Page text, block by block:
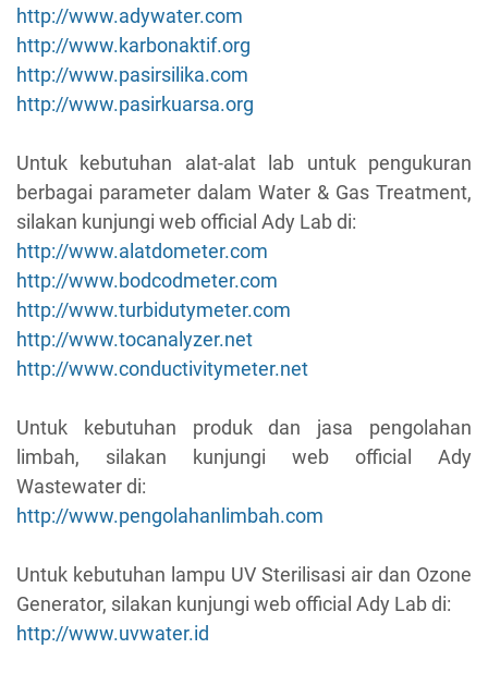
http://www.adywater.com
http://www.karbonaktif.org
http://www.pasirsilika.com
http://www.pasirkuarsa.org
Untuk kebutuhan alat-alat lab untuk pengukuran
berbagai parameter dalam Water & Gas Treatment,
silakan kunjungi web official Ady Lab di:
http://www.alatdometer.com
http://www.bodcodmeter.com
http://www.turbidutymeter.com
http://www.tocanalyzer.net
http://www.conductivitymeter.net
Untuk kebutuhan produk dan jasa pengolahan
limbah, silakan kunjungi web official Ady
Wastewater di:
http://www.pengolahanlimbah.com
Untuk kebutuhan lampu UV Sterilisasi air dan Ozone
Generator, silakan kunjungi web official Ady Lab di:
http://www.uvwater.id